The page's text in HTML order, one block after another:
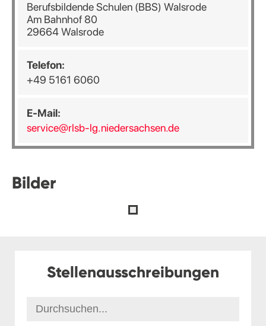
Berufsbildende Schulen (BBS) Walsrode
Am Bahnhof 80
29664 Walsrode
Telefon:
+49 5161 6060
E-Mail:
service@rlsb-lg.niedersachsen.de
Bilder
Stellenausschreibungen